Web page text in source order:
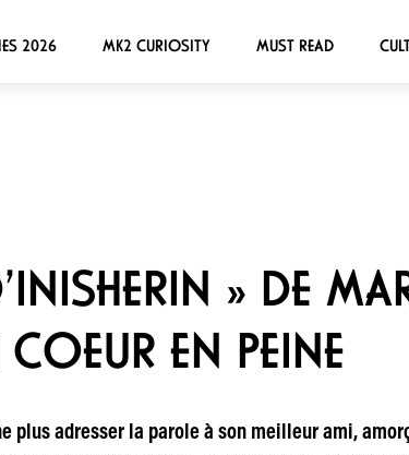
2026 MK2 CURIOSITY MUST READ
» DE
EN PEINE
plus adresser la parole à son meilleur ami,